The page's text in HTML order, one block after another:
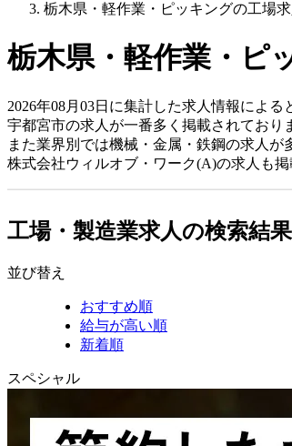
栃木県・軽作業・ピッキングの工場求
栃木県・軽作業・ピ
2026年08月03日に集計した求人情報によ
宇都宮市の求人が一番多く掲載されており
また業界別では機械・金属・鉄鋼の求人が
株式会社ウィルオブ・ワーク(A)の求人も
工場・製造業求人の検索結果
並び替え
おすすめ順
給与が高い順
新着順
スペシャル